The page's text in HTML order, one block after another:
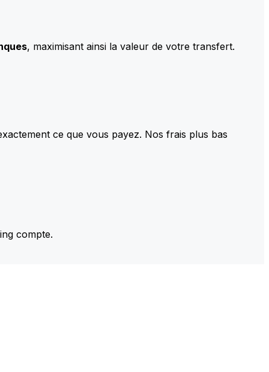
, maximisant ainsi la valeur de votre transfert.
ce que vous payez. Nos frais plus bas
compte.